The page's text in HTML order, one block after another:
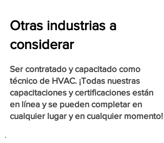
Otras industrias a
considerar
Ser contratado y capacitado como
técnico de HVAC. ¡Todas nuestras
capacitaciones y certificaciones están
en línea y se pueden completar en
cualquier lugar y en cualquier momento!